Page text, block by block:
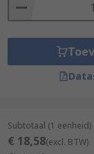
Subtotaal (1 eenheid)
€ 18,58(excl. BTW)